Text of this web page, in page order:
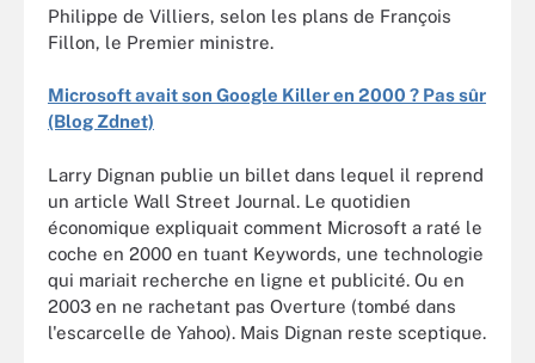
Philippe de Villiers, selon les plans de François
Fillon, le Premier ministre.
Microsoft avait son Google Killer en 2000 ? Pas sûr
(Blog Zdnet)
Larry Dignan publie un billet dans lequel il reprend
un article Wall Street Journal. Le quotidien
économique expliquait comment Microsoft a raté le
coche en 2000 en tuant Keywords, une technologie
qui mariait recherche en ligne et publicité. Ou en
2003 en ne rachetant pas Overture (tombé dans
l'escarcelle de Yahoo). Mais Dignan reste sceptique.